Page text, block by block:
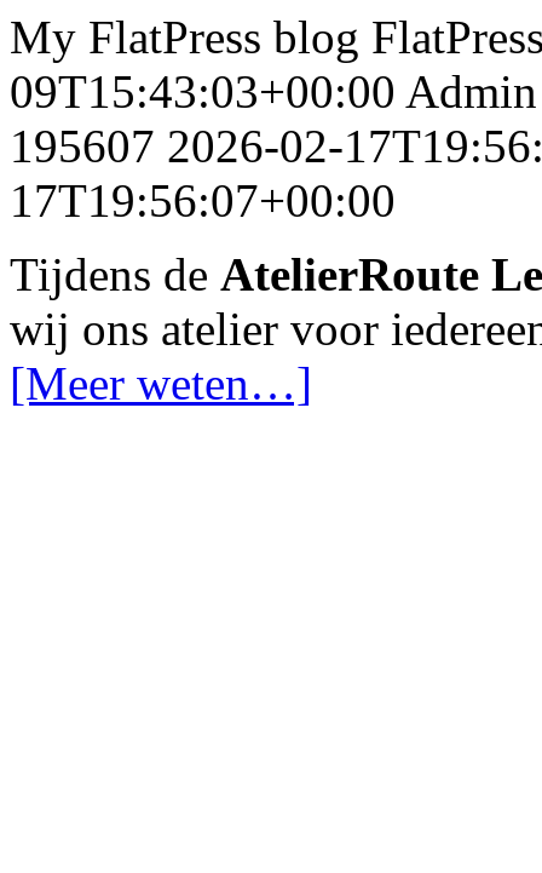
My FlatPress blog
09T15:43:03+00:00 Admin
195607 2026-02-
17T19:56:07+00:00
Tijdens de AtelierRoute
wij ons atelier voor
[Meer weten…]